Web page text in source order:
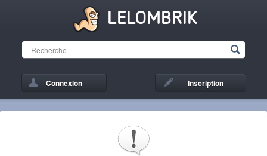
LELOMBRIK
Connexion Inscription